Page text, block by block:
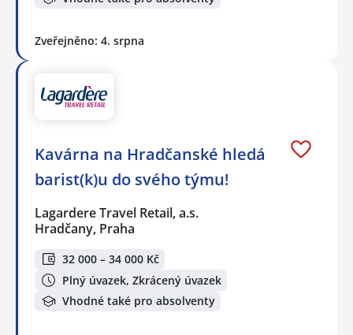
Zveřejněno: 4. srpna
Kavárna na Hradčanské hledá
barist(k)u do svého týmu!
Lagardere Travel Retail, a.s.
Hradčany, Praha
32 000 – 34 000 Kč
Plný úvazek, Zkrácený úvazek
Vhodné také pro absolventy